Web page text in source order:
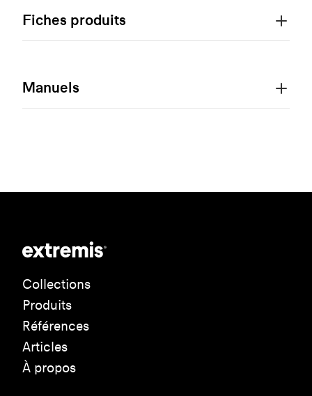
Fiches produits
Manuels
Collections
Produits
Références
Articles
À propos